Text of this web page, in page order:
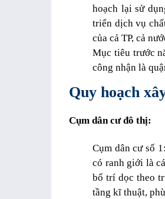
hoạch lại sử
triển dịch vụ
của cả TP, cả
Mục tiêu trước
công nhận là
Quy hoạch
Cụm dân cư đô thị:
Cụm dân cư số
có ranh giới là
bố trí dọc theo
tầng kĩ thuật,